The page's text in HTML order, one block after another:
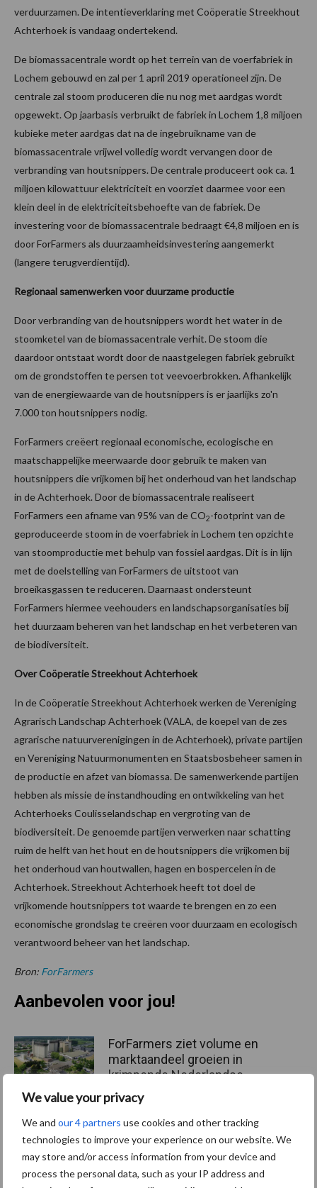
We value your privacy
We and our 4 partners use cookies and other tracking
technologies to improve your experience on our website. We
may store and/or access information from your device and
process the personal data, such as your IP address and
verduurzamen. De intentieverklaring met Coöperatie Streekhout
Achterhoek is vandaag ondertekend.
De biomassacentrale wordt op het terrein van de voerfabriek in
Lochem gebouwd en zal per 1 april 2019 operationeel zijn. De
centrale zal stoom produceren die nu nog met aardgas wordt
opgewekt. Op jaarbasis verbruikt de fabriek in Lochem 1,8 miljoen
kubieke meter aardgas dat na de ingebruikname van de
biomassacentrale vrijwel volledig wordt vervangen door de
verbranding van houtsnippers. De centrale produceert ook ca. 1
miljoen kilowattuur elektriciteit en voorziet daarmee voor een
klein deel in de elektriciteitsbehoefte van de fabriek. De
investering voor de biomassacentrale bedraagt €4,8 miljoen en is
door ForFarmers als duurzaamheidsinvestering aangemerkt
(langere terugverdientijd).
Regionaal samenwerken voor duurzame productie
Door verbranding van de houtsnippers wordt het water in de
stoomketel van de biomassacentrale verhit. De stoom die
daardoor ontstaat wordt door de naastgelegen fabriek gebruikt
om de grondstoffen te persen tot veevoerbrokken. Afhankelijk
van de energiewaarde van de houtsnippers is er jaarlijks zo'n
7.000 ton houtsnippers nodig.
ForFarmers creëert regionaal economische, ecologische en
maatschappelijke meerwaarde door gebruik te maken van
houtsnippers die vrijkomen bij het onderhoud van het landschap
in de Achterhoek. Door de biomassacentrale realiseert
ForFarmers een afname van 95% van de CO2-footprint van de
geproduceerde stoom in de voerfabriek in Lochem ten opzichte
van stoomproductie met behulp van fossiel aardgas. Dit is in lijn
met de doelstelling van ForFarmers de uitstoot van
broeikasgassen te reduceren. Daarnaast ondersteunt
ForFarmers hiermee veehouders en landschapsorganisaties bij
het duurzaam beheren van het landschap en het verbeteren van
de biodiversiteit.
Over Coöperatie Streekhout Achterhoek
In de Coöperatie Streekhout Achterhoek werken de Vereniging
Agrarisch Landschap Achterhoek (VALA, de koepel van de zes
agrarische natuurverenigingen in de Achterhoek), private partijen
en Vereniging Natuurmonumenten en Staatsbosbeheer samen in
de productie en afzet van biomassa. De samenwerkende partijen
hebben als missie de instandhouding en ontwikkeling van het
Achterhoeks Coulisselandschap en vergroting van de
biodiversiteit. De genoemde partijen verwerken naar schatting
ruim de helft van het hout en de houtsnippers die vrijkomen bij
het onderhoud van houtwallen, hagen en bospercelen in de
Achterhoek. Streekhout Achterhoek heeft tot doel de
vrijkomende houtsnippers tot waarde te brengen en zo een
economische grondslag te creëren voor duurzaam en ecologisch
verantwoord beheer van het landschap.
Bron: ForFarmers
Aanbevolen voor jou!
ForFarmers ziet volume en
marktaandeel groeien in
krimpende Nederlandse
markt
Tien praktische tips voor
een langere levensduur